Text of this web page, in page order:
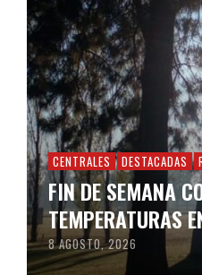
CENTRALES DESTACADAS
FIN DE SEMANA
TEMPERATURAS
8 AGOSTO, 2026